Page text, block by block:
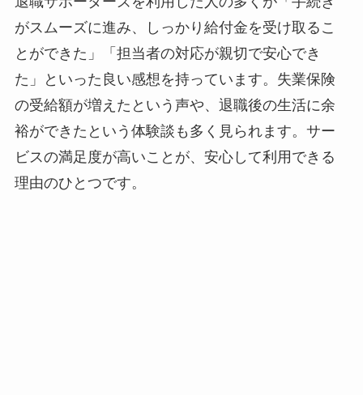
がスムーズに進み、しっかり給付金を受け取るこ
とができた」「担当者の対応が親切で安心でき
た」といった良い感想を持っています。失業保険
の受給額が増えたという声や、退職後の生活に余
裕ができたという体験談も多く見られます。サー
ビスの満足度が高いことが、安心して利用できる
理由のひとつです。